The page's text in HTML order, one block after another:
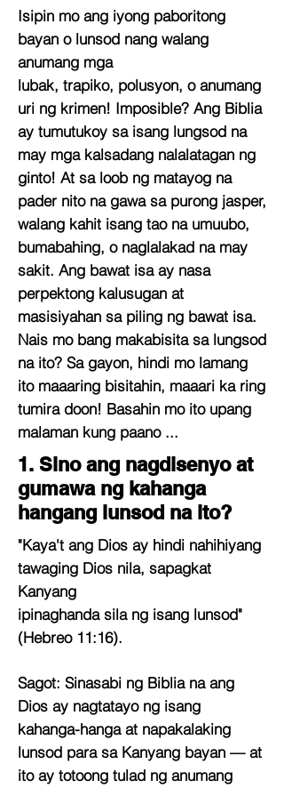
Isipin mo ang iyong paboritong
bayan o lunsod nang walang
anumang mga
lubak, trapiko, polusyon, o anumang
uri ng krimen! Imposible? Ang Biblia
ay tumutukoy sa isang lungsod na
may mga kalsadang nalalatagan ng
ginto! At sa loob ng matayog na
pader nito na gawa sa purong jasper,
walang kahit isang tao na umuubo,
bumabahing, o naglalakad na may
sakit. Ang bawat isa ay nasa
perpektong kalusugan at
masisiyahan sa piling ng bawat isa.
Nais mo bang makabisita sa lungsod
na ito? Sa gayon, hindi mo lamang
ito maaaring bisitahin, maaari ka ring
tumira doon! Basahin mo ito upang
malaman kung paano ...
1. Sino ang nagdisenyo at
gumawa ng kahanga
hangang lunsod na ito?
"Kaya't ang Dios ay hindi nahihiyang
tawaging Dios nila, sapagkat
Kanyang
ipinaghanda sila ng isang lunsod"
(Hebreo 11:16).
Sagot: Sinasabi ng Biblia na ang
Dios ay nagtatayo ng isang
kahanga-hanga at napakalaking
lunsod para sa Kanyang bayan — at
ito ay totoong tulad ng anumang